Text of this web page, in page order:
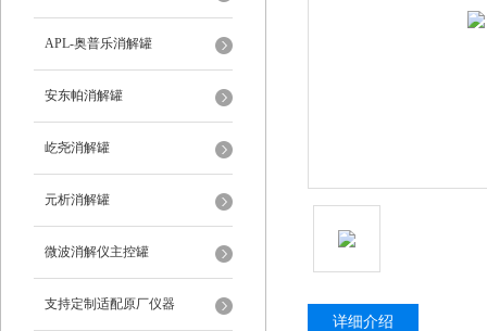
APL-奥普乐消解罐
安东帕消解罐
屹尧消解罐
元析消解罐
微波消解仪主控罐
支持定制适配原厂仪器
详细介绍